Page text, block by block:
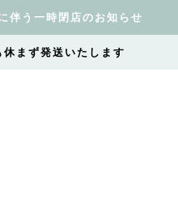
伴う一時閉店のお知らせ
休まず発送いたします